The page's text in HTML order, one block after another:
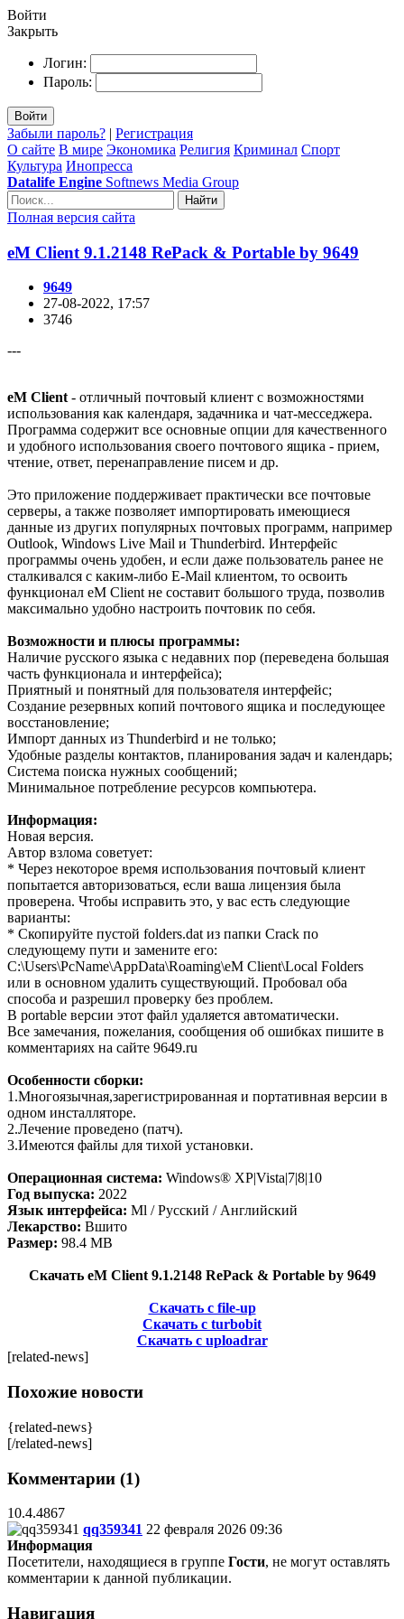
Войти
Закрыть
Логин:
Пароль:
Войти
Забыли пароль? | Регистрация
О сайте В мире Экономика Религия Криминал Спорт
Культура Инопресса
Datalife Engine Softnews Media Group
Найти
Полная версия сайта
eM Client 9.1.2148 RePack & Portable by 9649
9649
27-08-2022, 17:57
3746
---
eM Client- отличный почтовый клиент с возможностями
использования как календаря, задачника и чат-месседжера.
Программа содержит все основные опции для качественного
и удобного использования своего почтового ящика - прием,
чтение, ответ, перенаправление писем и др.
Это приложение поддерживает практически все почтовые
серверы, а также позволяет импортировать имеющиеся
данные из других популярных почтовых программ, например
Outlook, Windows Live Mail и Thunderbird. Интерфейс
программы очень удобен, и если даже пользователь ранее не
сталкивался с каким-либо E-Mail клиентом, то освоить
функционал eM Client не составит большого труда, позволив
максимально удобно настроить почтовик по себя.
Возможности и плюсы программы:
Наличие русского языка с недавних пор (переведена большая
часть функционала и интерфейса);
Приятный и понятный для пользователя интерфейс;
Создание резервных копий почтового ящика и последующее
восстановление;
Импорт данных из Thunderbird и не только;
Удобные разделы контактов, планирования задач и календарь;
Система поиска нужных сообщений;
Минимальное потребление ресурсов компьютера.
Информация:
Новая версия.
Автор взлома советует:
* Через некоторое время использования почтовый клиент
попытается авторизоваться, если ваша лицензия была
проверена. Чтобы исправить это, у вас есть следующие
варианты:
* Скопируйте пустой folders.dat из папки Crack по
следующему пути и замените его:
C:\Users\PcName\AppData\Roaming\eM Client\Local Folders
или в основном удалить существующий. Пробовал оба
способа и разрешил проверку без проблем.
В portable версии этот файл удаляется автоматически.
Все замечания, пожелания, сообщения об ошибках пишите в
комментариях на сайте 9649.ru
Особенности сборки:
1.Многоязычная,зарегистрированная и портативная версии в
одном инсталляторе.
2.Лечение проведено (патч).
3.Имеются файлы для тихой установки.
Операционная система: Windows® XP|Vista|7|8|10
Год выпуска: 2022
Язык интерфейса: Ml / Русский / Английский
Лекарство: Вшито
Размер: 98.4 MB
Скачать eM Client 9.1.2148 RePack & Portable by 9649
Скачать с file-up
Скачать с turbobit
Скачать с uploadrar
[related-news]
Похожие новости
{related-news}
[/related-news]
Комментарии (1)
10.4.4867
qq359341 22 февраля 2026 09:36
Информация
Посетители, находящиеся в группе Гости, не могут оставлять
комментарии к данной публикации.
Навигация